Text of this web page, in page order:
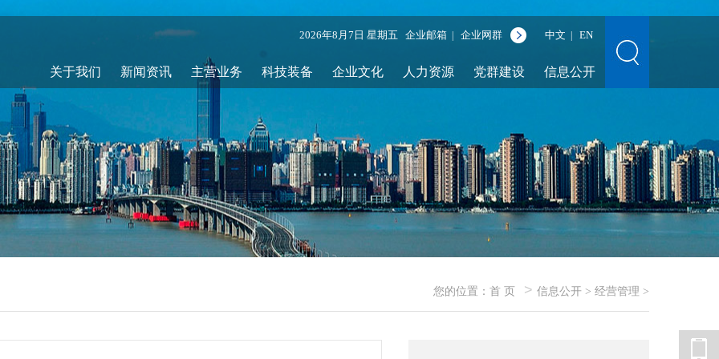
2026年8月7日 星期五 企业邮箱 企业网群 中文 EN
关于我们 新闻资讯 主营业务 科技装备 企业文化 人力资源 党群建设 信息公开
您的位置： 首 页 > 信息公开 > 经营管理 >